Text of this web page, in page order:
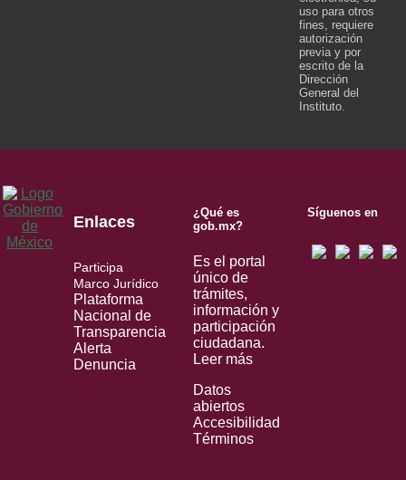
uso para otros
fines, requiere
autorización
previa y por
escrito de la
Dirección
General del
Instituto.
Enlaces
Participa
Marco Jurídico
Plataforma
Nacional de
Transparencia
Alerta
Denuncia
¿Qué es
gob.mx?
Es el portal
único de
trámites,
información y
participación
ciudadana.
Leer más
Datos
abiertos
Accesibilidad
Términos
Síguenos en